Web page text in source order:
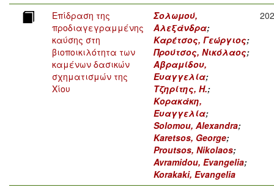
Επίδραση της
προδιαγεγραμμένης
καύσης στη
βιοποικιλότητα των
καμένων δασικών
σχηματισμών της
Χίου
Σολωμού,
Αλεξάνδρα;
Καρέτσος, Γεώργιος;
Προύτσος, Νικόλαος;
Αβραμίδου,
Ευαγγελία;
Τζηρίτης, Η.;
Κορακάκη,
Ευαγγελία;
Solomou, Alexandra;
Karetsos, George;
Proutsos, Nikolaos;
Avramidou, Evangelia;
Korakaki, Evangelia